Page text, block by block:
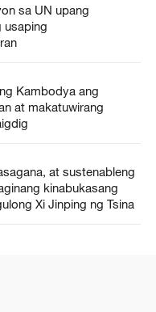
sa UN upang
usaping
Kambodya ang
at makatuwirang
at sustenableng
kinabukasang
Xi Jinping ng Tsina